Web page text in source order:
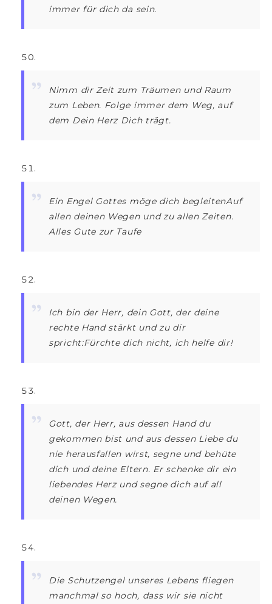
immer für dich da sein.
Nimm dir Zeit zum Träumen und Raum
zum Leben. Folge immer dem Weg, auf
dem Dein Herz Dich trägt.
Ein Engel Gottes möge dich begleitenAuf
allen deinen Wegen und zu allen Zeiten.
Alles Gute zur Taufe
Ich bin der Herr, dein Gott, der deine
rechte Hand stärkt und zu dir
spricht:Fürchte dich nicht, ich helfe dir!
Gott, der Herr, aus dessen Hand du
gekommen bist und aus dessen Liebe du
nie herausfallen wirst, segne und behüte
dich und deine Eltern. Er schenke dir ein
liebendes Herz und segne dich auf all
deinen Wegen.
Die Schutzengel unseres Lebens fliegen
manchmal so hoch, dass wir sie nicht